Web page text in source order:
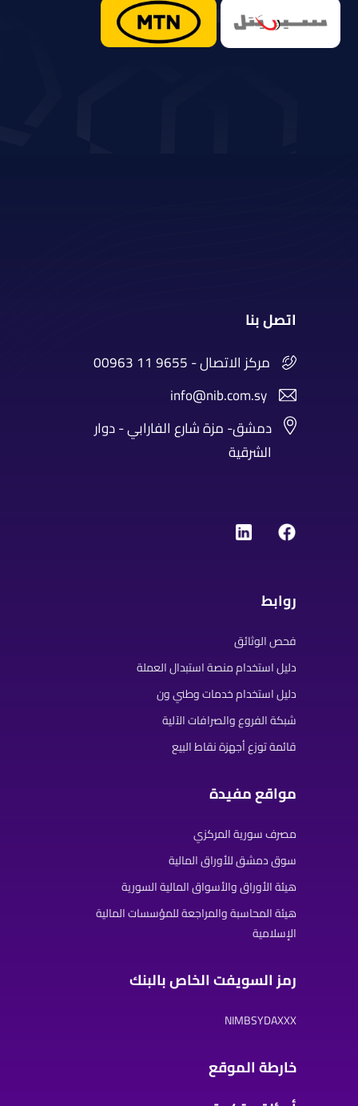
اتصل بنا
00963 11 9655 - مركز الاتصال
info@nib.com.sy
دمشق- مزة شارع الفارابي - دوار
الشرقية
روابط
فحص الوثائق
دليل استخدام منصة استبدال العملة
دليل استخدام خدمات وطني ون
شبكة الفروع والصرافات الآلية
قائمة توزع أجهزة نقاط البيع
مواقع مفيدة
مصرف سورية المركزي
سوق دمشق للأوراق المالية
هيئة الأوراق والأسواق المالية السورية
هيئة المحاسبة والمراجعة للمؤسسات المالية
الإسلامية
رمز السويفت الخاص بالبنك
NIMBSYDAXXX
خارطة الموقع